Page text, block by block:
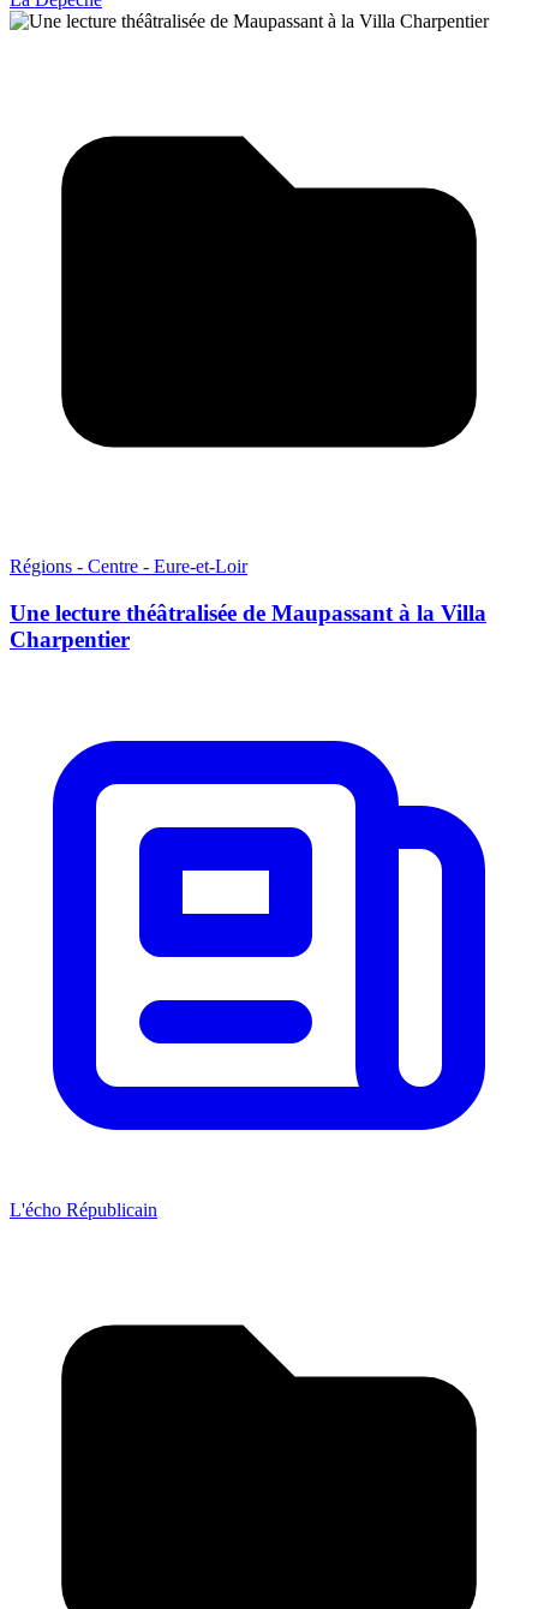
Régions - Centre - Eure-et-Loir
Une lecture théâtralisée de Maupassant à la Villa
Charpentier
L'écho Républicain